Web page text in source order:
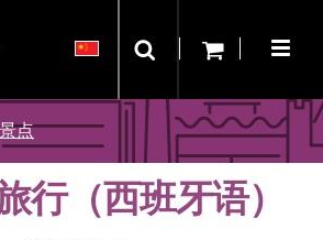
点
行（西班牙语）